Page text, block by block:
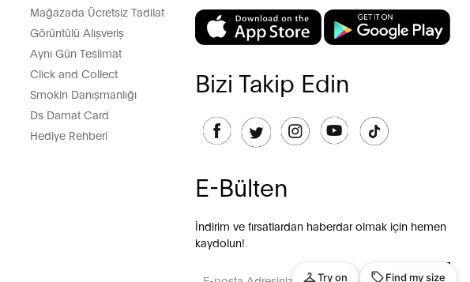
Mağazada Ücretsiz Tadilat
Görüntülü Alışveriş
Aynı Gün Teslimat
Click and Collect
Smokin Danışmanlığı
Ds Damat Card
Hediye Rehberi
Bizi Takip Edin
E-Bülten
İndirim ve fırsatlardan haberdar olmak için hemen
kaydolun!